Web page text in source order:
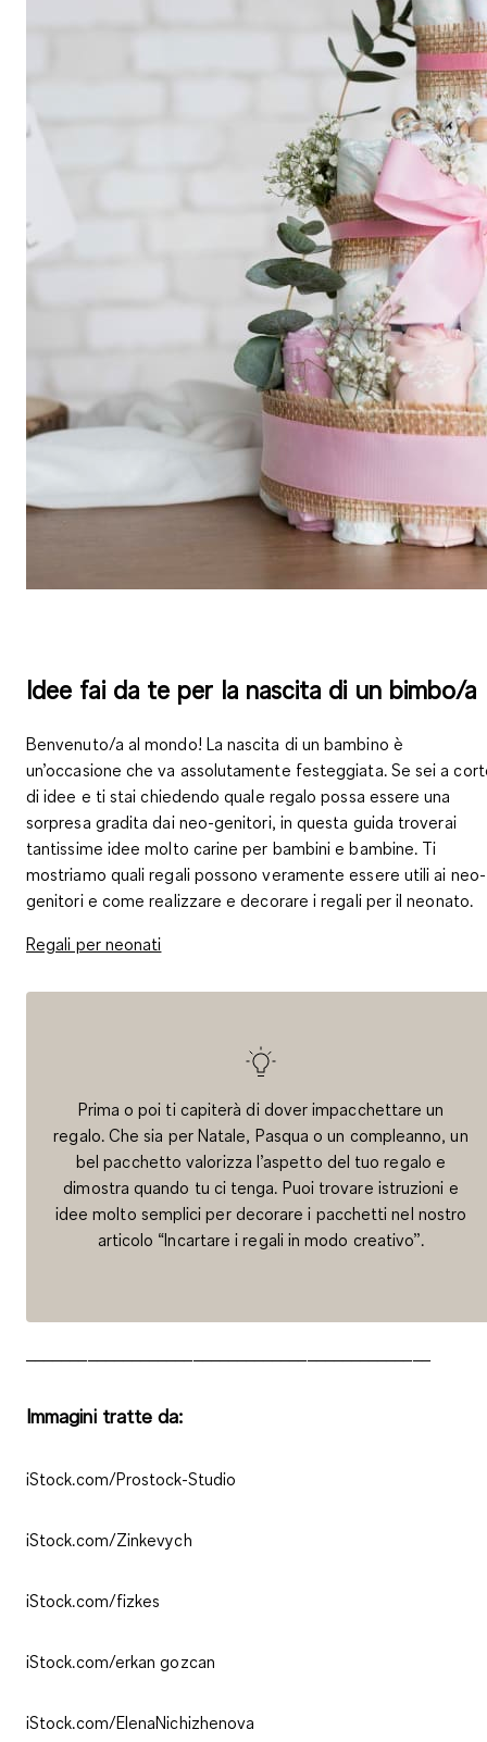
Idee fai da te per la nascita di un bimbo/a
Benvenuto/a al mondo! La nascita di un bambino è
un’occasione che va assolutamente festeggiata. Se sei a
di idee e ti stai chiedendo quale regalo possa essere una
sorpresa gradita dai neo-genitori, in questa guida troverai
tantissime idee molto carine per bambini e bambine. Ti
mostriamo quali regali possono veramente essere utili ai neo-
genitori e come realizzare e decorare i regali per il neonato.
Regali per neonati
Prima o poi ti capiterà di dover impacchettare un
regalo. Che sia per Natale, Pasqua o un compleanno, un
bel pacchetto valorizza l’aspetto del tuo regalo e
dimostra quando tu ci tenga. Puoi trovare istruzioni e
idee molto semplici per decorare i pacchetti nel nostro
articolo “Incartare i regali in modo creativo”.
Immagini tratte da:
iStock.com/Prostock-Studio
iStock.com/Zinkevych
iStock.com/fizkes
iStock.com/erkan gozcan
iStock.com/ElenaNichizhenova